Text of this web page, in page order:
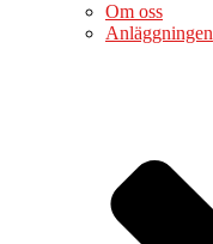
Om oss
Anläggningen